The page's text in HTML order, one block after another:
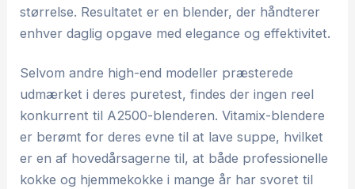
størrelse. Resultatet er en blender, der håndterer
enhver daglig opgave med elegance og effektivitet.
Selvom andre high-end modeller præsterede
udmærket i deres puretest, findes der ingen reel
konkurrent til A2500-blenderen. Vitamix-blendere
er berømt for deres evne til at lave suppe, hvilket
er en af hovedårsagerne til, at både professionelle
kokke og hjemmekokke i mange år har svoret til